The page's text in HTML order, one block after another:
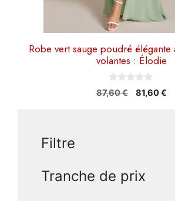
Robe vert sauge poudré élégante
volantes : Élodie
0
s
87,60€
Le
81,60€
Filtre
Tranche de prix